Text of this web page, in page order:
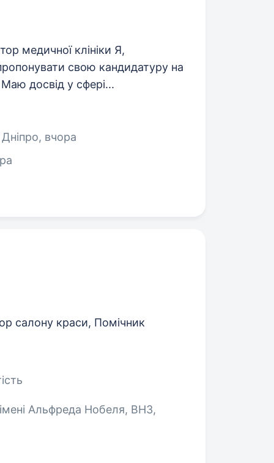
медичної клініки Я,
свою кандидатуру на
Маю досвід у сфері...
, вчора
салону краси, Помічник
Альфреда Нобеля, ВНЗ,